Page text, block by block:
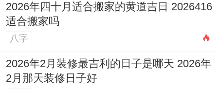
2026年四十月适合搬家的黄道吉日 2026416
适合搬家吗
八字
2026年2月装修最吉利的日子是哪天 2026年
2月那天装修日子好